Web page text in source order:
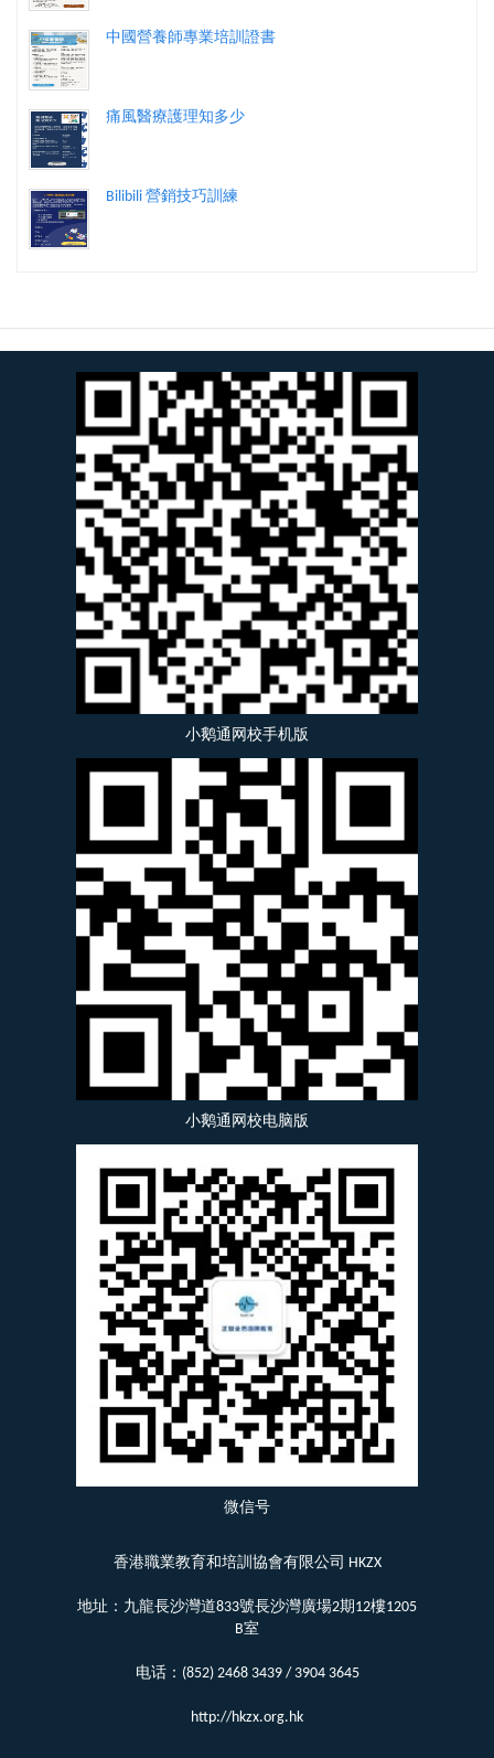
中國營養師專業培訓證書
痛風醫療護理知多少
Bilibili 營銷技巧訓練
小鹅通网校手机版
小鹅通网校电脑版
微信号
香港職業教育和培訓協會有限公司 HKZX
地址：九龍長沙灣道833號長沙灣廣場2期12樓1205
B室
电话：(852) 2468 3439 / 3904 3645
http://hkzx.org.hk